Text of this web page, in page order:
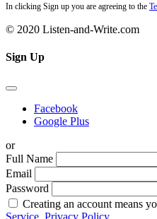
In clicking Sign up you are agreeing to the
© 2020 Listen-and-Write.com
Sign Up
Facebook
Google Plus
or
Full Name
Email
Password
Creating an account means